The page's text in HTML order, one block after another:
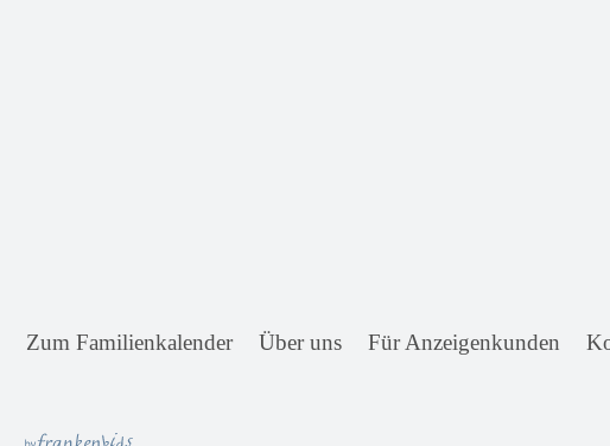
Zum Familienkalender Über uns Für Anzeigenkunden